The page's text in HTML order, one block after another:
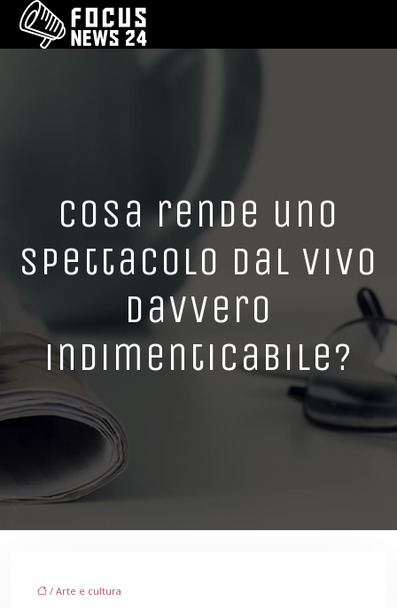
Cosa rende uno
spettacolo dal vivo
davvero
indimenticabile?
/ Arte e cultura